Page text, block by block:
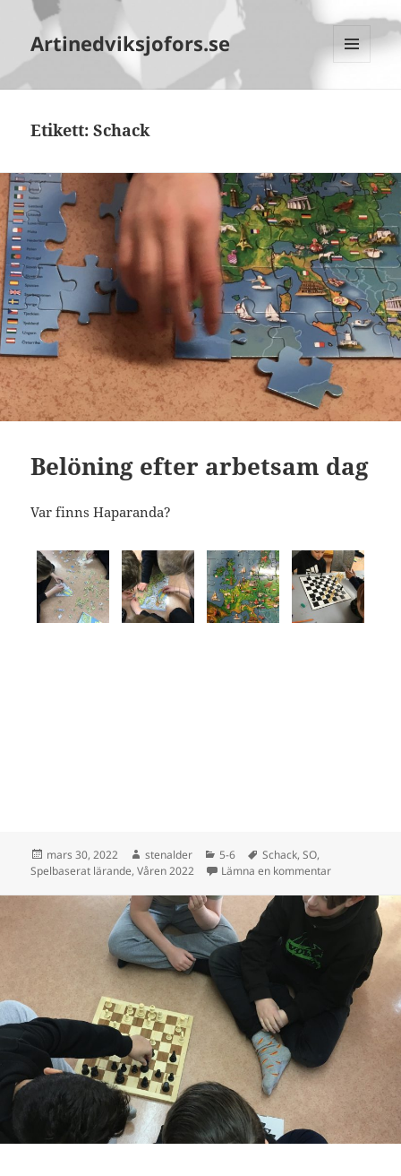
Artinedviksjofors.se
Etikett:Schack
Belöning efter arbetsam dag
Var finns Haparanda?
Postat
mars 30, 2022 Författare
stenalder Kategorier
5-6 Taggar
Schack,SO,
Spelbaserat lärande,Våren 2022 Lämna en kommentartill Belöning